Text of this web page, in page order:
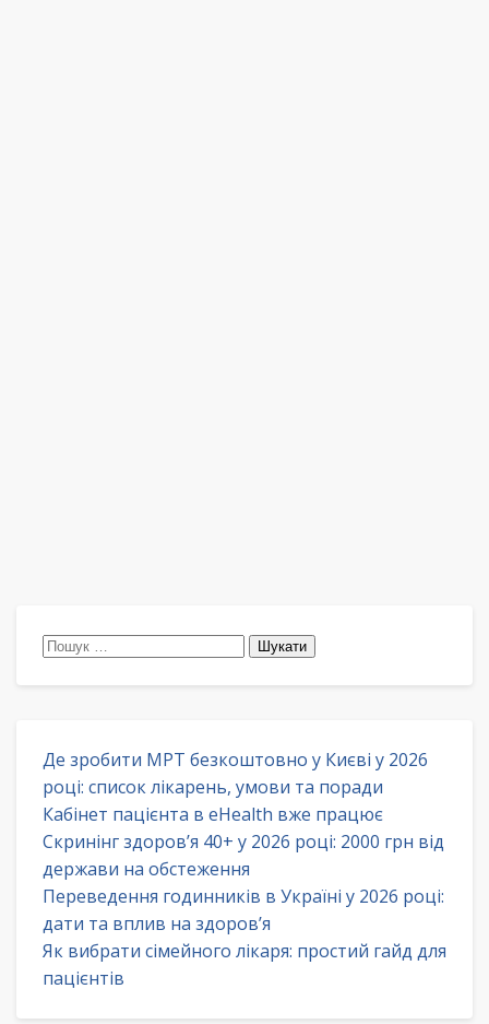
Пошук:
Де зробити МРТ безкоштовно у Києві у 2026
році: список лікарень, умови та поради
Кабінет пацієнта в eHealth вже працює
Скринінг здоров’я 40+ у 2026 році: 2000 грн від
держави на обстеження
Переведення годинників в Україні у 2026 році:
дати та вплив на здоров’я
Як вибрати сімейного лікаря: простий гайд для
пацієнтів